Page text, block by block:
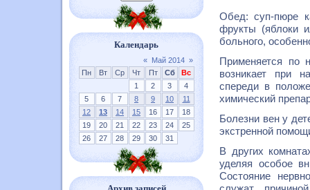
Календарь
« Май 2014 »
Пн
Вт Ср Чт Пт Сб
Вс
1
2 3
4
5
6 7 8 9 10
11
12
13 14 15 16 17
18
19
20 21 22 23 24
25
26
27 28 29 30 31
Обед: суп-пюре
фрукты (яблоки
больного,
Применяется по
возникает при
спереди в
химический
Болезни вен у
экстренной
В других
уделяя особое
Состояние